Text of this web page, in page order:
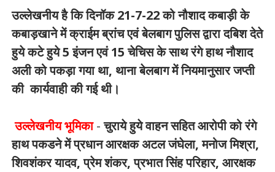
उल्लेखनीय है कि दिनॉक 21-7-22 को नौशाद कबाड़ी के
कबाड़खाने में क्राईम ब्रांच एवं बेलबाग पुलिस द्वारा दबिश देते
हुये कटे हुये 5 इंजन एवं 15 चेचिस के साथ रंगे हाथ नौशाद
अली को पकड़ा गया था, थाना बेलबाग में नियमानुसार जप्ती
की कार्यवाही की गई थी।
उल्लेखनीय भूमिका -चुराये हुये वाहन सहित आरोपी को रंगे
हाथ पकडने में प्रधान आरक्षक अटल जंघेला, मनोज मिश्रा,
शिवशंकर यादव, प्रेम शंकर, प्रभात सिंह परिहार, आरक्षक